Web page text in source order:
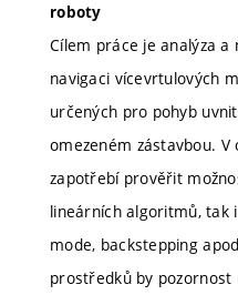
roboty
Cílem práce je analýza
navigaci vícevrtulových
určených pro pohyb
omezeném zástavbou.
zapotřebí prověřit
lineárních algoritmů, tak
mode, backstepping
prostředků by